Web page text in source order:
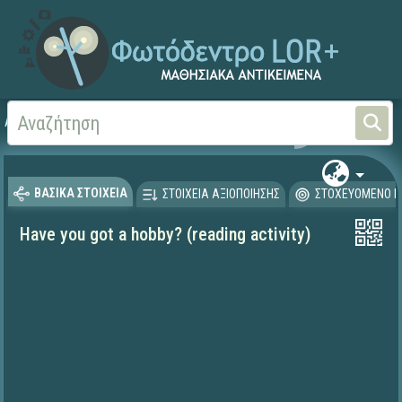
Αρχική Ξένες Γλώσσες -
ΒΑΣΙΚΑ ΣΤΟΙΧΕΙΑ ΣΤΟΙΧΕΙΑ ΑΞΙΟΠΟΙΗΣΗΣ ΣΤΟΧΕΥΟΜΕΝΟ
Have you got a hobby? (reading activity)